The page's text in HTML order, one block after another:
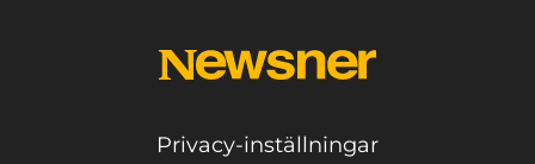
Privacy-inställningar